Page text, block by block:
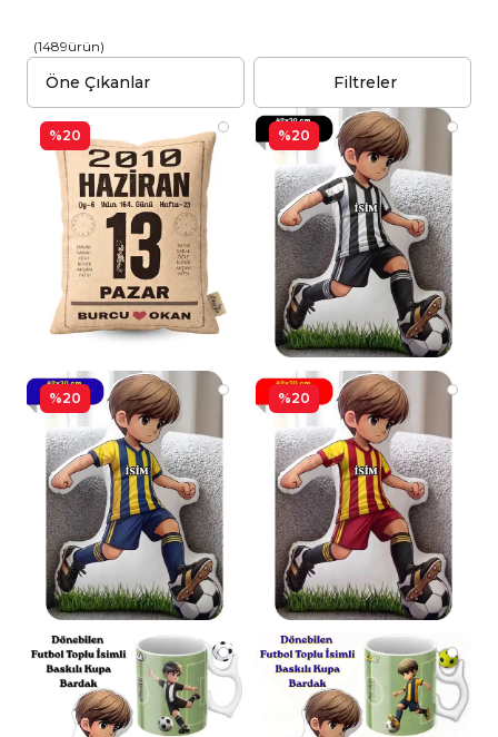
(1489ürün)
Filtreler
%20 %20
%20 %20